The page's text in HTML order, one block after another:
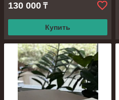
130 000 ₸
Купить